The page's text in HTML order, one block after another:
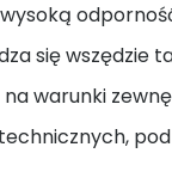
się wszędzie
warunki